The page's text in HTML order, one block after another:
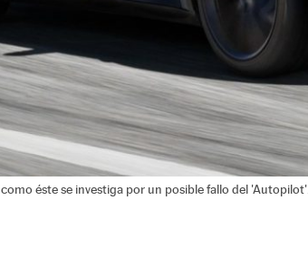
como éste se investiga por un posible fallo del 'Autopilot'.